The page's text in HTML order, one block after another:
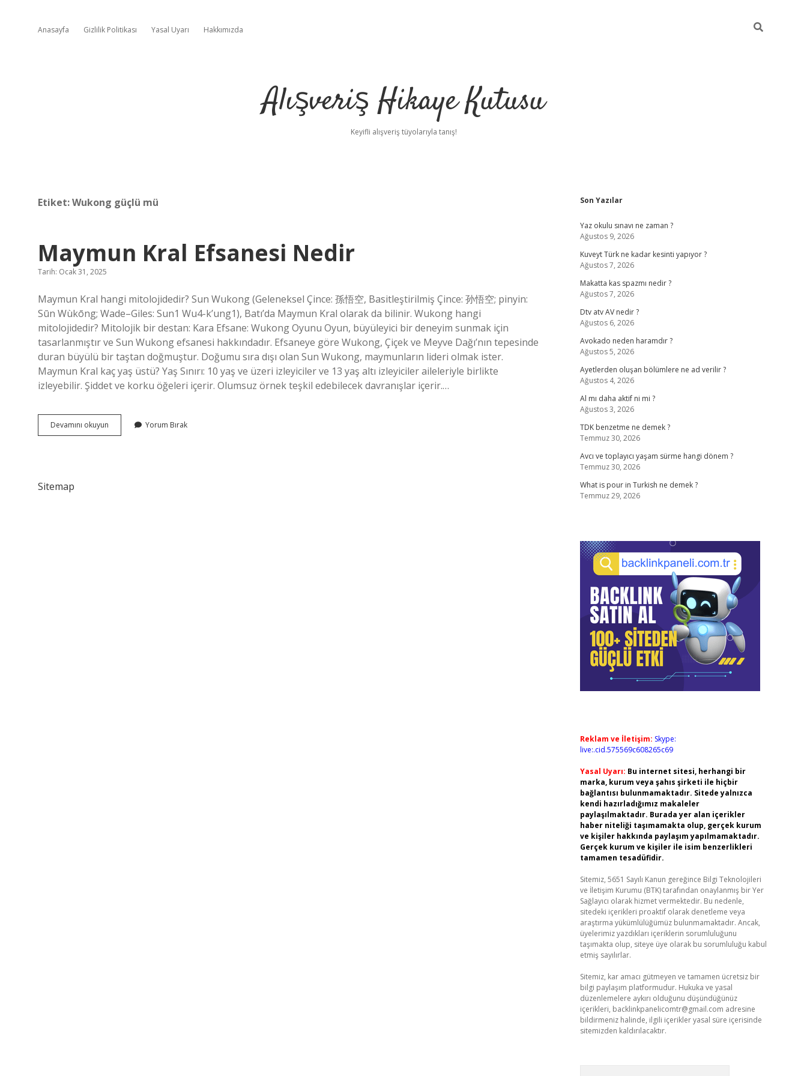
Anasayfa Gizlilik Politikası Yasal Uyarı Hakkımızda
Alışveriş Hikaye Kutusu
Keyifli alışveriş tüyolarıyla tanış!
Etiket:Wukong güçlü mü
Maymun Kral Efsanesi Nedir
Tarih: Ocak 31, 2025
Maymun Kral hangi mitolojidedir? Sun Wukong (Geleneksel Çince: 孫悟空, Basitleştirilmiş Çince: 孙悟空; pinyin:
Sūn Wùkōng; Wade–Giles: Sun1 Wu4-k’ung1), Batı’da Maymun Kral olarak da bilinir. Wukong hangi
mitolojidedir? Mitolojik bir destan: Kara Efsane: Wukong Oyunu Oyun, büyüleyici bir deneyim sunmak için
tasarlanmıştır ve Sun Wukong efsanesi hakkındadır. Efsaneye göre Wukong, Çiçek ve Meyve Dağı’nın tepesinde
duran büyülü bir taştan doğmuştur. Doğumu sıra dışı olan Sun Wukong, maymunların lideri olmak ister.
Maymun Kral kaç yaş üstü? Yaş Sınırı: 10 yaş ve üzeri izleyiciler ve 13 yaş altı izleyiciler aileleriyle birlikte
izleyebilir. Şiddet ve korku öğeleri içerir. Olumsuz örnek teşkil edebilecek davranışlar içerir.…
Devamını okuyun Maymun
Kral
Yorum Bırak
Sitemap
Sidebar
Son Yazılar
Yaz okulu sınavı ne zaman ?
Ağustos 9, 2026
Kuveyt Türk ne kadar kesinti yapıyor ?
Ağustos 7, 2026
Makatta kas spazmı nedir ?
Ağustos 7, 2026
Dtv atv AV nedir ?
Ağustos 6, 2026
Avokado neden haramdır ?
Ağustos 5, 2026
Ayetlerden oluşan bölümlere ne ad verilir ?
Ağustos 4, 2026
Al mı daha aktif ni mi ?
Ağustos 3, 2026
TDK benzetme ne demek ?
Temmuz 30, 2026
Avcı ve toplayıcı yaşam sürme hangi dönem ?
Temmuz 30, 2026
What is pour in Turkish ne demek ?
Temmuz 29, 2026
Reklam ve İletişim: Skype:
live:.cid.575569c608265c69
Yasal Uyarı: Bu internet sitesi, herhangi bir
marka, kurum veya şahıs şirketi ile hiçbir
bağlantısı bulunmamaktadır. Sitede yalnızca
kendi hazırladığımız makaleler
paylaşılmaktadır. Burada yer alan içerikler
haber niteliği taşımamakta olup, gerçek kurum
ve kişiler hakkında paylaşım yapılmamaktadır.
Gerçek kurum ve kişiler ile isim benzerlikleri
tamamen tesadüfidir.
Sitemiz, 5651 Sayılı Kanun gereğince Bilgi Teknolojileri
ve İletişim Kurumu (BTK) tarafından onaylanmış bir Yer
Sağlayıcı olarak hizmet vermektedir. Bu nedenle,
sitedeki içerikleri proaktif olarak denetleme veya
araştırma yükümlülüğümüz bulunmamaktadır. Ancak,
üyelerimiz yazdıkları içeriklerin sorumluluğunu
taşımakta olup, siteye üye olarak bu sorumluluğu kabul
etmiş sayılırlar.
Sitemiz, kar amacı gütmeyen ve tamamen ücretsiz bir
bilgi paylaşım platformudur. Hukuka ve yasal
düzenlemelere aykırı olduğunu düşündüğünüz
içerikleri, backlinkpanelicomtr@gmail.com adresine
bildirmeniz halinde, ilgili içerikler yasal süre içerisinde
sitemizden kaldırılacaktır.